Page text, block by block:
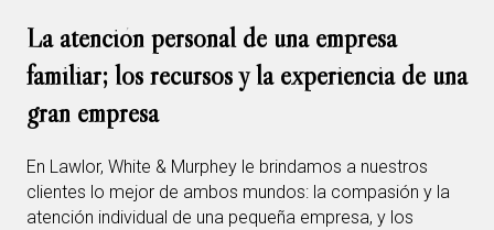
La atención personal de una empresa
familiar; los recursos y la experiencia de una
gran empresa
En Lawlor, White & Murphey le brindamos a nuestros
clientes lo mejor de ambos mundos: la compasión y la
atención individual de una pequeña empresa, y los